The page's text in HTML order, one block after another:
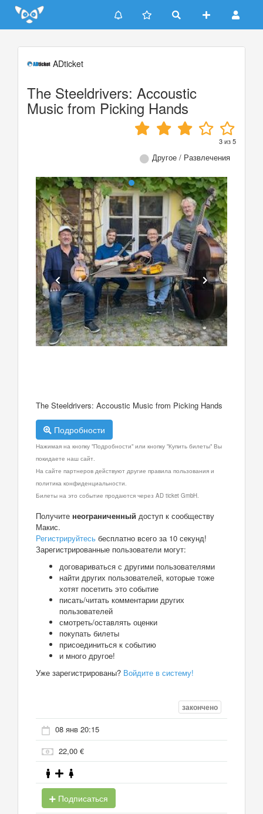
Update cookies preferences
ADticket
The Steeldrivers: Accoustic
Music from Picking Hands
3из5
Другое / Развлечения
The Steeldrivers: Accoustic Music from Picking Hands
Подробности
Нажимая на кнопку "Подробности" или кнопку "Купить билеты" Вы
покидаете наш сайт.
На сайте партнеров действуют другие правила пользования и
политика конфиденциальности.
Билеты на это событие продаются через AD ticket GmbH.
Получите неограниченный доступ к сообществу
Макис.
Регистрируйтесь бесплатно всего за 10 секунд!
Зарегистрированные пользователи могут:
договариваться с другими пользователями
найти других пользователей, которые тоже
хотят посетить это событие
писать/читать комментарии других
пользователей
смотреть/оставлять оценки
покупать билеты
присоединиться к событию
и много другое!
Уже зарегистрированы? Войдите в систему!
закончено
08 янв 20:15
22,00 €
Подписаться